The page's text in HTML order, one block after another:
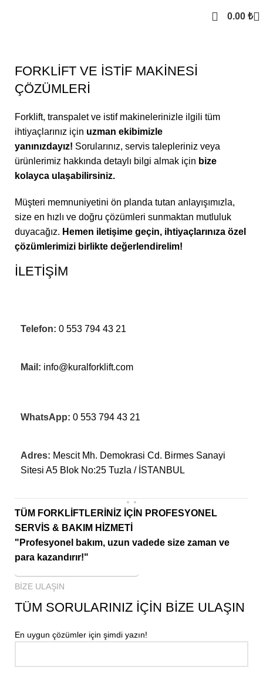
0.00 ₺
FORKLİFT VE İSTİF MAKİNESİ
ÇÖZÜMLERİ
Forklift, transpalet ve istif makinelerinizle ilgili tüm
ihtiyaçlarınız için uzman ekibimizle
yanınızdayız! Sorularınız, servis talepleriniz veya
ürünlerimiz hakkında detaylı bilgi almak için bize
kolayca ulaşabilirsiniz.
Müşteri memnuniyetini ön planda tutan anlayışımızla,
size en hızlı ve doğru çözümleri sunmaktan mutluluk
duyacağız. Hemen iletişime geçin, ihtiyaçlarınıza özel
çözümlerimizi birlikte değerlendirelim!
İLETİŞİM
Telefon: 0 553 794 43 21
Mail: info@kuralforklift.com
WhatsApp: 0 553 794 43 21
Adres: Mescit Mh. Demokrasi Cd. Birmes Sanayi
Sitesi A5 Blok No:25 Tuzla / İSTANBUL
TÜM FORKLİFTLERİNİZ İÇİN PROFESYONEL
SERVİS & BAKIM HİZMETİ
"Profesyonel bakım, uzun vadede size zaman ve
para kazandırır!"
SERVİS TALEP FORMU
BİZE ULAŞIN
TÜM SORULARINIZ İÇİN BİZE ULAŞIN
En uygun çözümler için şimdi yazın!